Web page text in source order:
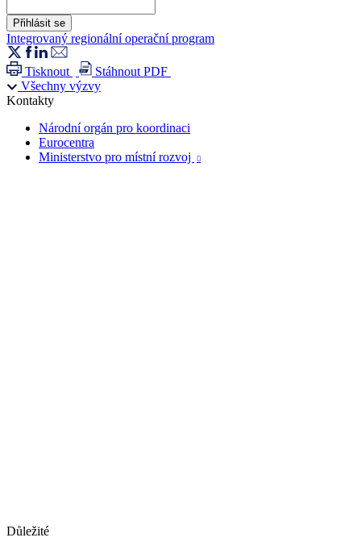
Integrovaný regionální operační program
Tisknout
Stáhnout PDF
Všechny výzvy
Kontakty
Národní orgán pro koordinaci
Eurocentra
Ministerstvo pro místní rozvoj

Důležité